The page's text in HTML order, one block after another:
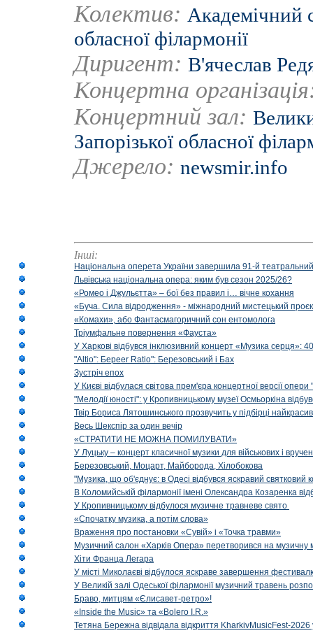
Колектив: Академічний
обласної філармонії
Диригент: В'ячеслав
Концертна
Концертний зал:
Запорізької обласної
Джерело: newsmir.info
Інші:
Національна оперета України завершила 91-й
Львівська національна опера: яким був сезон 2025/26?
«Ромео і Джульєтта» – бої без правил і… вічне кохання
«Буча. Сила відродження» - міжнародний мистецький
«Комахи», або Фантасмагоричний сон ентомолога
Тріумфальне повернення «Фауста»
У Харкові відбувся інклюзивний концерт «Музика серця»:
"Altio": Береer Ratio": Березовський і Бах
Зустріч епох
У Києві відбулася світова прем'єра концертної версії
"Мелодії юності": у Кропивницькому музеї Осмьоркіна
Твір Бориса Лятошинського прозвучить у підбірці
Весь Шекспір за один вечір
«СТРАТИТИ НЕ МОЖНА ПОМИЛУВАТИ»
У Луцьку – концерт класичної музики для військових і
Березовський, Моцарт, Майборода, Хілобокова
"Музика, що об'єднує: в Одесі відбувся яскравий
В Коломийській філармонії імені Олександра Козаренка
У Кропивницькому відбулося музичне травневе свято
«Спочатку музика, а потім слова»
Враження про постановки «Сувій» і «Точка травми»
Музичний салон «Харків Опера» перетворився на музичну
Хіти Франца Легара
У місті Миколаєві відбулося яскраве завершення
У Великій залі Одеської філармонії музичний травень
Браво, митцям «Єлисавет-ретро»!
«Inside the Music» та «Bolero I.R.»
Тетяна Бережна відвідала відкриття KharkivMusicFest-2026